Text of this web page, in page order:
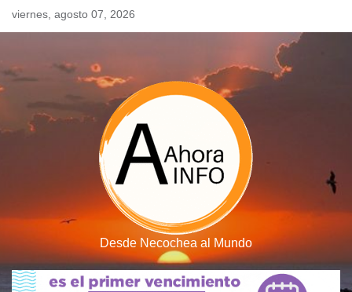
Skipviernes, agosto 07, 2026
Desde Necochea al Mundo